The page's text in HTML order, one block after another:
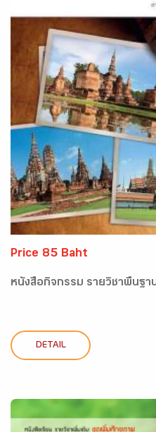
Price 85 Baht
หนังสือกิจกรรม รายวิชาพื้นฐา
DETAIL